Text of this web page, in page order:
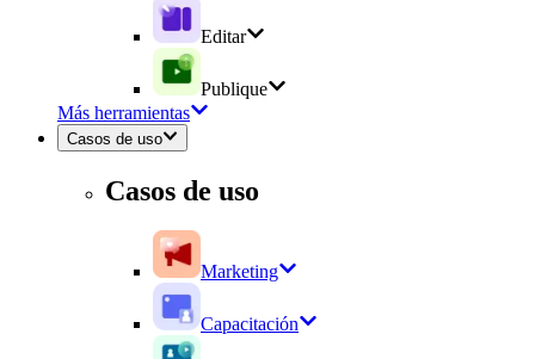
Editar
Publique
Más herramientas
Casos de uso
Casos de uso
Marketing
Capacitación